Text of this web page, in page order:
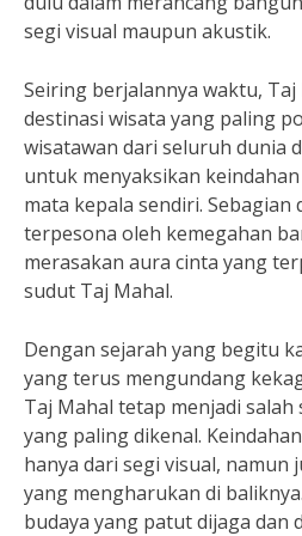
segi visual maupun akustik.
Seiring berjalannya waktu,
destinasi wisata yang paling
wisatawan dari seluruh dunia
untuk menyaksikan
mata kepala sendiri. Sebagian
terpesona oleh kemegahan
merasakan aura cinta yang
sudut Taj Mahal.
Dengan sejarah yang begitu
yang terus mengundang
Taj Mahal tetap menjadi
yang paling dikenal.
hanya dari segi visual, namun
yang mengharukan di
budaya yang patut dijaga dan